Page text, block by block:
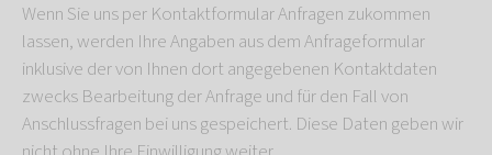
Wenn Sie uns per Kontaktformular Anfragen zukommen
lassen, werden Ihre Angaben aus dem Anfrageformular
inklusive der von Ihnen dort angegebenen Kontaktdaten
zwecks Bearbeitung der Anfrage und für den Fall von
Anschlussfragen bei uns gespeichert. Diese Daten geben wir